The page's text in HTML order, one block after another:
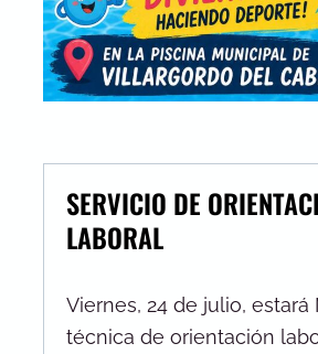
SERVICIO DE
LABORAL
Viernes, 24 de julio, estará
técnica de orientación